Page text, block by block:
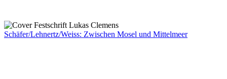
Schäfer/Lehnertz/Weiss: Zwischen Mosel und Mittelmeer